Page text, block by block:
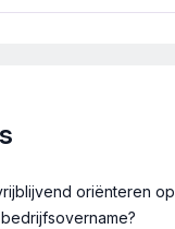
oriënteren op